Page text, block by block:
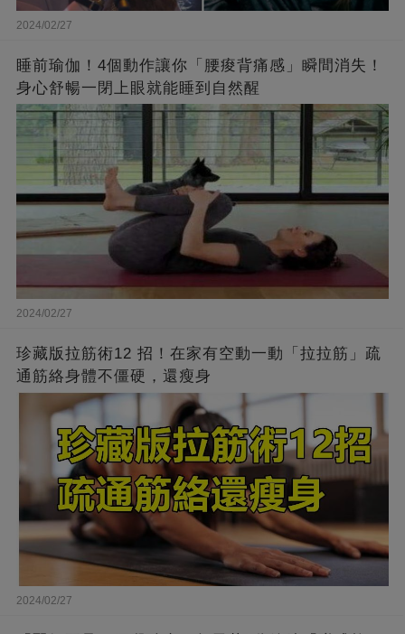
2024/02/27
睡前瑜伽！4個動作讓你「腰痠背痛感」瞬間消失！
身心舒暢一閉上眼就能睡到自然醒
2024/02/27
珍藏版拉筋術12 招！在家有空動一動「拉拉筋」疏
通筋絡身體不僵硬，還瘦身
2024/02/27